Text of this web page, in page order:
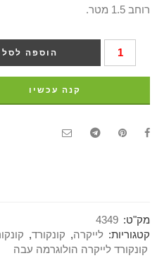
רוחב 1.5 מטר.
הוספה לסל
קנה עכשיו
מק"ט: 4349
קטגוריות: לייקרה, קונקורד,
קונקורד לייקרה הולוגרמה עבה